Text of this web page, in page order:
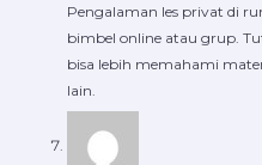
Pengalaman les privat di
bimbel online atau grup.
bisa lebih memahami
lain.